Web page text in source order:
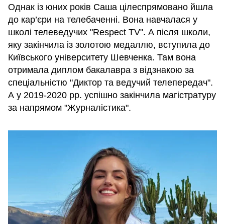
Однак із юних років Саша цілеспрямовано йшла
до кар’єри на телебаченні. Вона навчалася у
школі телеведучих "Respect TV". А після школи,
яку закінчила із золотою медаллю, вступила до
Київського університету Шевченка. Там вона
отримала диплом бакалавра з відзнакою за
спеціальністю "Диктор та ведучий телепередач".
А у 2019-2020 pp. успішно закінчила магістратуру
за напрямом "Журналістика".